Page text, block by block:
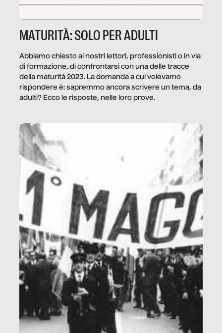
MATURITÀ: SOLO PER ADULTI
Abbiamo chiesto ai nostri lettori, professionisti o in via
di formazione, di confrontarsi con una delle tracce
della maturità 2023. La domanda a cui volevamo
rispondere è: sapremmo ancora scrivere un tema, da
adulti? Ecco le risposte, nelle loro prove.